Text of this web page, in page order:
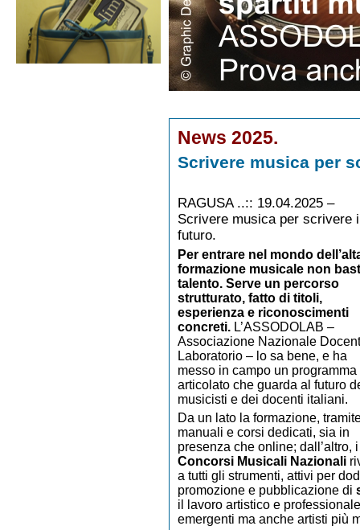
News 2025.
Scrivere musica per
RAGUSA ..:: 19.04.2025 –
Scrivere musica per scrivere
futuro.
Per entrare nel mondo
formazione musicale non
talento. Serve un percorso
strutturato, fatto di titoli,
esperienza e riconoscimenti
concreti. L’ASSODOLAB –
Associazione Nazionale
Laboratorio – lo sa bene, e ha
messo in campo un programma
articolato che guarda al futuro
musicisti e dei docenti italiani.
Da un lato la formazione,
manuali e corsi dedicati, sia in
presenza che online; dall’altro, i
Concorsi Musicali Nazionali
a tutti gli strumenti, attivi per
promozione e pubblicazione di
il lavoro artistico e
emergenti ma anche artisti più